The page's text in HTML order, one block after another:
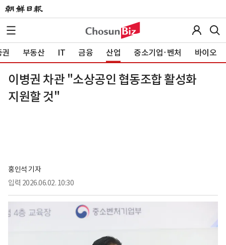
부동산 IT 금융 산업 중소기업·벤처 바이오
이병권 차관 "소상공인 협동조합 활성화
지원할 것"
홍인석 기자
입력 2026.06.02. 10:30